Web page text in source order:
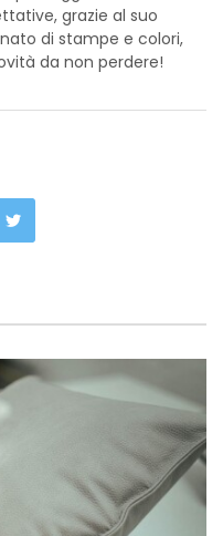
grazie al suo
di stampe e colori,
da non perdere!